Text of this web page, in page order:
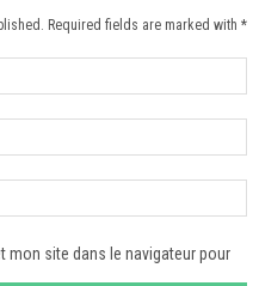
Required fields are marked with *
mon site dans le navigateur pour